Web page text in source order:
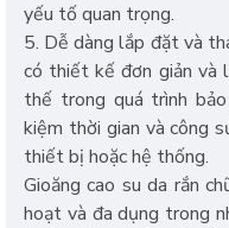
yếu tố quan trọng.
5. Dễ dàng lắp đặt và
có thiết kế đơn giản và
thế trong quá trình
kiệm thời gian và công
thiết bị hoặc hệ thống.
Gioăng cao su da rắn
hoạt và đa dụng trong